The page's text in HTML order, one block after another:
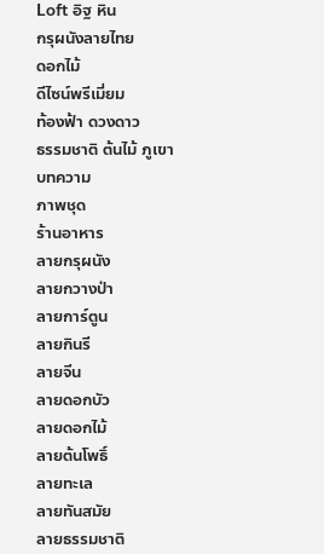
Loft อิฐ หิน
กรุผนังลายไทย
ดอกไม้
ดีไซน์พรีเมี่ยม
ท้องฟ้า ดวงดาว
ธรรมชาติ ต้นไม้ ภูเขา
บทความ
ภาพชุด
ร้านอาหาร
ลายกรุผนัง
ลายกวางป่า
ลายการ์ตูน
ลายกินรี
ลายจีน
ลายดอกบัว
ลายดอกไม้
ลายต้นโพธิ์
ลายทะเล
ลายทันสมัย
ลายธรรมชาติ